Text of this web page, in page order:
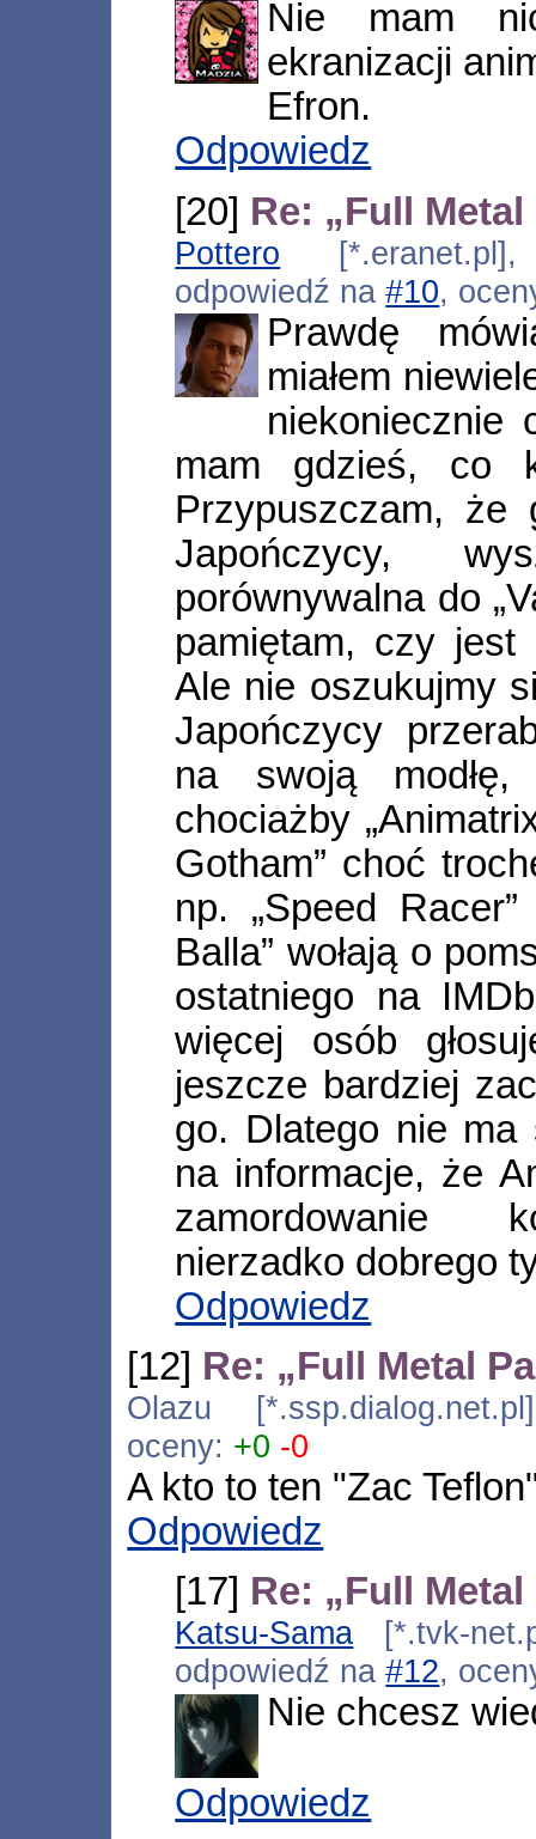
Nie mam
ekranizacji
Efron.
Odpowiedz
[20] Re: „Full
Pottero [*.eranet.pl],
odpowiedź na#10,
Prawdę
miałem
niekoniecznie
mam gdzieś, co
Przypuszczam,
Japończycy,
porównywalna do
pamiętam, czy
Ale nie oszukujmy
Japończycy
na swoją
chociażby
Gotham” choć
np. „Speed
Balla” wołają o
ostatniego na
więcej osób
jeszcze bardziej
go. Dlatego nie
na informacje, że
zamordowanie
nierzadko dobrego
Odpowiedz
[12] Re: „Full Metal
Olazu
oceny: +0 -0
A kto to ten "Zac
Odpowiedz
[17] Re: „Full
Katsu-Sama [*.tvk-
odpowiedź na#12,
Nie chcesz
Odpowiedz